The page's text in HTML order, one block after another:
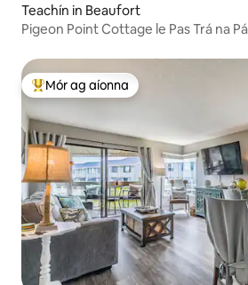
Teachín in Beaufort
Pigeon Point Cottage le Pas Trá na
An-mhór ag aíonna
Mór ag aíonna